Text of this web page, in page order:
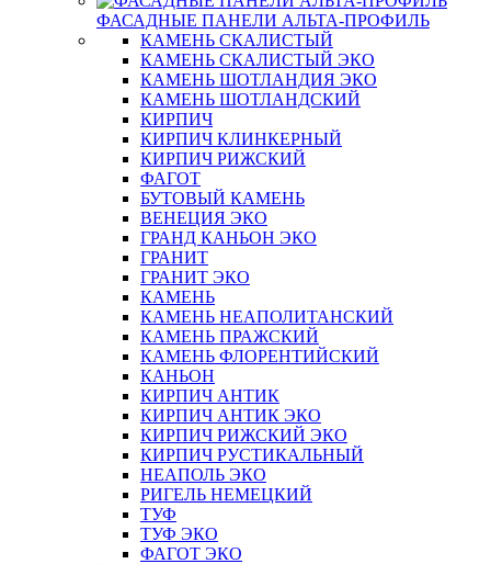
ФАСАДНЫЕ ПАНЕЛИ АЛЬТА-ПРОФИЛЬ
КАМЕНЬ СКАЛИСТЫЙ
КАМЕНЬ СКАЛИСТЫЙ ЭКО
КАМЕНЬ ШОТЛАНДИЯ ЭКО
КАМЕНЬ ШОТЛАНДСКИЙ
КИРПИЧ
КИРПИЧ КЛИНКЕРНЫЙ
КИРПИЧ РИЖСКИЙ
ФАГОТ
БУТОВЫЙ КАМЕНЬ
ВЕНЕЦИЯ ЭКО
ГРАНД КАНЬОН ЭКО
ГРАНИТ
ГРАНИТ ЭКО
КАМЕНЬ
КАМЕНЬ НЕАПОЛИТАНСКИЙ
КАМЕНЬ ПРАЖСКИЙ
КАМЕНЬ ФЛОРЕНТИЙСКИЙ
КАНЬОН
КИРПИЧ АНТИК
КИРПИЧ АНТИК ЭКО
КИРПИЧ РИЖСКИЙ ЭКО
КИРПИЧ РУСТИКАЛЬНЫЙ
НЕАПОЛЬ ЭКО
РИГЕЛЬ НЕМЕЦКИЙ
ТУФ
ТУФ ЭКО
ФАГОТ ЭКО